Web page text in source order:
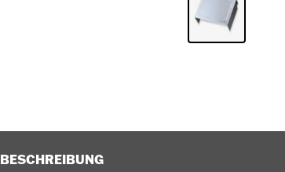
BESCHREIBUNG